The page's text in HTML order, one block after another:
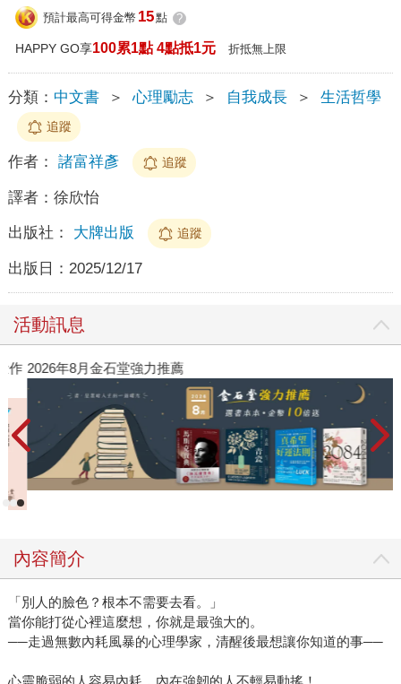
預計最高可得金幣 15點 ?
HAPPY GO享100累1點 4點抵1元 折抵無上限
分類： 中文書 ＞ 心理勵志 ＞ 自我成長 ＞ 生活哲學
追蹤
作者： 諸富祥彥 追蹤
譯者： 徐欣怡
出版社： 大牌出版 追蹤
出版日： 2025/12/17
活動訊息
2026年8月金石堂強力推薦
內容簡介
「別人的臉色？根本不需要去看。」
當你能打從心裡這麼想，你就是最強大的。
──走過無數內耗風暴的心理學家，清醒後最想讓你知道的事──
心靈脆弱的人容易內耗，內在強韌的人不輕易動搖！